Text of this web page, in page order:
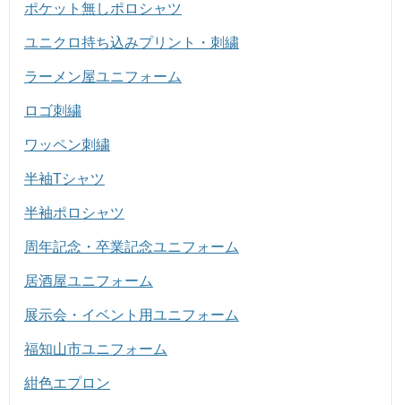
ポケット無しポロシャツ
ユニクロ持ち込みプリント・刺繍
ラーメン屋ユニフォーム
ロゴ刺繍
ワッペン刺繍
半袖Tシャツ
半袖ポロシャツ
周年記念・卒業記念ユニフォーム
居酒屋ユニフォーム
展示会・イベント用ユニフォーム
福知山市ユニフォーム
紺色エプロン